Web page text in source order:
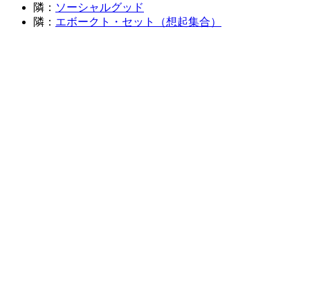
隣： ソーシャルグッド
隣： エボークト・セット（想起集合）